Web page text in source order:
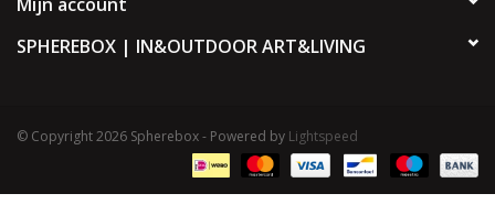
SPHEREBOX | IN&OUTDOOR ART&LIVING
© Copyright 2026 Spherebox - Powered by Lightspeed